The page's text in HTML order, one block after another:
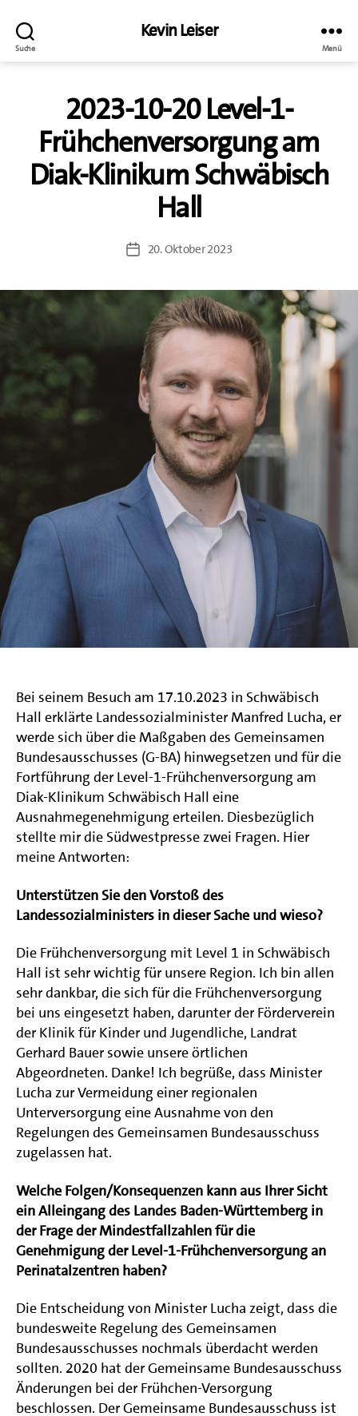
Suche
Kevin Leiser
Menü
2023-10-20 Level-1-
Frühchenversorgung am
Diak-Klinikum Schwäbisch
Hall
Beitragsdatum
20. Oktober 2023
Bei seinem Besuch am 17.10.2023 in Schwäbisch
Hall erklärte Landessozialminister Manfred Lucha, er
werde sich über die Maßgaben des Gemeinsamen
Bundesausschusses (G-BA) hinwegsetzen und für die
Fortführung der Level-1-Frühchenversorgung am
Diak-Klinikum Schwäbisch Hall eine
Ausnahmegenehmigung erteilen. Diesbezüglich
stellte mir die Südwestpresse zwei Fragen. Hier
meine Antworten:
Unterstützen Sie den Vorstoß des
Landessozialministers in dieser Sache und wieso?
Die Frühchenversorgung mit Level 1 in Schwäbisch
Hall ist sehr wichtig für unsere Region. Ich bin allen
sehr dankbar, die sich für die Frühchenversorgung
bei uns eingesetzt haben, darunter der Förderverein
der Klinik für Kinder und Jugendliche, Landrat
Gerhard Bauer sowie unsere örtlichen
Abgeordneten. Danke! Ich begrüße, dass Minister
Lucha zur Vermeidung einer regionalen
Unterversorgung eine Ausnahme von den
Regelungen des Gemeinsamen Bundesausschuss
zugelassen hat.
Welche Folgen/Konsequenzen kann aus Ihrer Sicht
ein Alleingang des Landes Baden-Württemberg in
der Frage der Mindestfallzahlen für die
Genehmigung der Level-1-Frühchenversorgung an
Perinatalzentren haben?
Die Entscheidung von Minister Lucha zeigt, dass die
bundesweite Regelung des Gemeinsamen
Bundesausschusses nochmals überdacht werden
sollten. 2020 hat der Gemeinsame Bundesausschuss
Änderungen bei der Frühchen-Versorgung
beschlossen. Der Gemeinsame Bundesausschuss ist